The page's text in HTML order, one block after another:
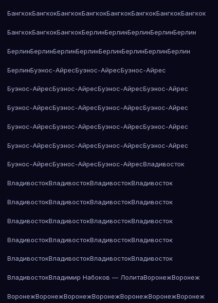
БангкокБангкокБангкокБангкокБангкокБангкокБангкокБангкок
БангкокБангкокБангкокБерлинБерлинБерлинБерлинБерлин
БерлинБерлинБерлинБерлинБерлинБерлинБерлинБерлин
БерлинБуэнос-АйресБуэнос-АйресБуэнос-Айрес
Буэнос-АйресБуэнос-АйресБуэнос-АйресБуэнос-Айрес
Буэнос-АйресБуэнос-АйресБуэнос-АйресБуэнос-Айрес
Буэнос-АйресБуэнос-АйресБуэнос-АйресБуэнос-Айрес
Буэнос-АйресБуэнос-АйресБуэнос-АйресБуэнос-Айрес
Буэнос-АйресБуэнос-АйресБуэнос-АйресВладивосток
ВладивостокВладивостокВладивостокВладивосток
ВладивостокВладивостокВладивостокВладивосток
ВладивостокВладивостокВладивостокВладивосток
ВладивостокВладивостокВладивостокВладивосток
ВладивостокВладивостокВладивостокВладивосток
ВладивостокВладимир Набоков — ЛолитаВоронежВоронеж
ВоронежВоронежВоронежВоронежВоронежВоронежВоронеж